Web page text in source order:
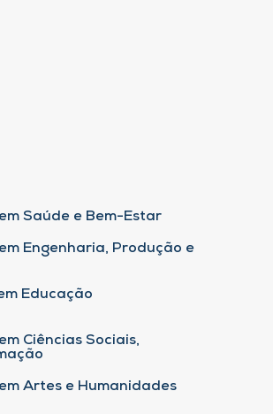
Saúde e Bem-Estar
Engenharia, Produção e
Educação
Ciências Sociais,
Artes e Humanidades